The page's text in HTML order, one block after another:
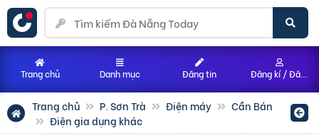
Trang chủ P. Sơn Trà Điện máy
Cần Bán
Điện gia dụng khác
Trang chủ Danh mục Đăng tin